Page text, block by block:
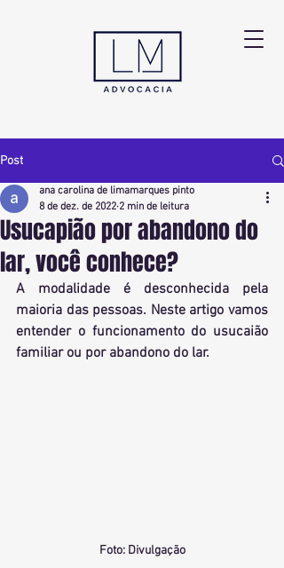
Post
Usucapião por abandono do
lar, você conhece?
ana carolina de limamarques pinto
8 de dez. de 2022 2 min de leitura
A modalidade é desconhecida pela
maioria das pessoas. Neste artigo vamos
entender o funcionamento do usucaião
familiar ou por abandono do lar.
Foto: Divulgação